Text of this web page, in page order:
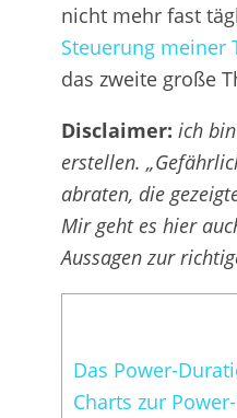
nicht mehr fast
Steuerung meiner
das zweite große
Disclaimer: ich
erstellen.
abraten, die
Mir geht es hier
Aussagen zur
Das Power-
Charts zur